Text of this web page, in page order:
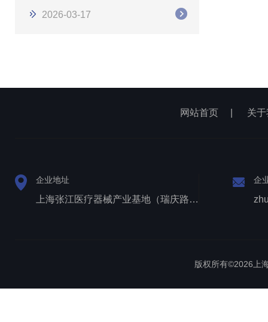
2026-03-17
网站首页 关
企业地址
上海张江医疗器械产业基地（瑞庆路528号）
企
版权所有©2026